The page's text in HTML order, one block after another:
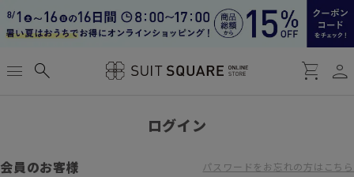
menu search shopping_cart person
ログイン
会員のお客様 パスワードをお忘れの方はこちら